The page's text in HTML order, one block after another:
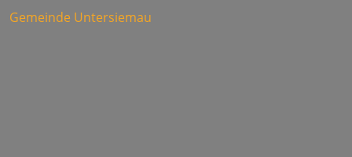
Gemeinde Untersiemau